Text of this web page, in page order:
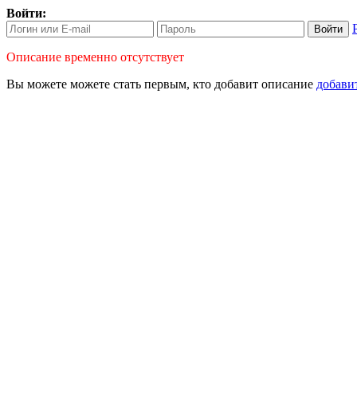
Войти:
Войти
Описание временно отсутствует
Вы можете можете стать первым, кто добавит описание